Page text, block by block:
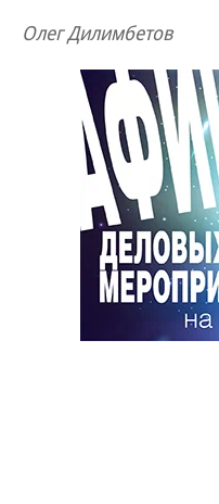
Олег Дилимбетов